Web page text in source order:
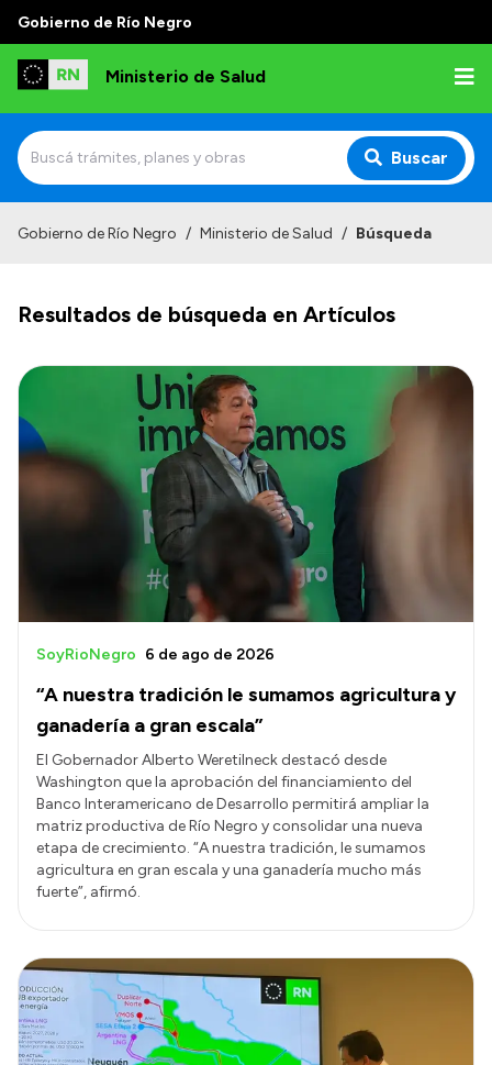
Gobierno de Río Negro
Ministerio de Salud
Buscar
Normativa y Funciones
Autoridades
Consejos locales
Transparencia
Boletín Oficial
Compras y licitaciones
Consulta de expedientes
Convocatorias
Intranet
Login
Gobierno de Río Negro / Ministerio de Salud / Búsqueda
Resultados de búsqueda en Artículos
“A nuestra tradición le sumamos agricultura y
ganadería a gran escala”
SoyRioNegro 6 de ago de 2026
El Gobernador Alberto Weretilneck destacó desde
Washington que la aprobación del financiamiento del
Banco Interamericano de Desarrollo permitirá ampliar la
matriz productiva de Río Negro y consolidar una nueva
etapa de crecimiento. “A nuestra tradición, le sumamos
agricultura en gran escala y una ganadería mucho más
fuerte”, afirmó.